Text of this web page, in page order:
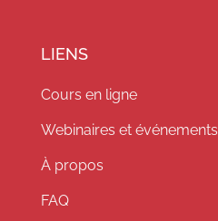
LIENS
Cours en ligne
Webinaires et événements
À propos
FAQ